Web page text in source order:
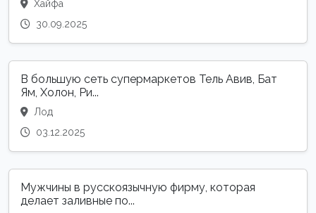
Хайфа
30.09.2025
В большую сеть супермаркетов Тель Авив, Бат
Ям, Холон, Ри...
Лод
03.12.2025
Мужчины в русскоязычную фирму, которая
делает заливные по...